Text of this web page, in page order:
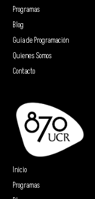
Programas
Blog
Guía de Programación
Quienes Somos
Contacto
Inicio
Programas